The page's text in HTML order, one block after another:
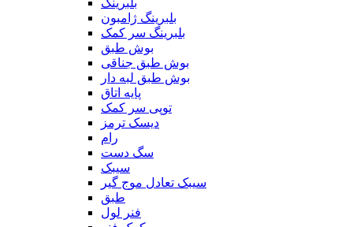
بلبرینگ
بلبرینگ ژامبون
بلبرینگ سر کمک
بوش طبق
بوش طبق جناقی
بوش طبق لبه دار
پایه اتاق
توپی سر کمک
دیسک ترمز
رام
سگ دست
سیبک
سیبک تعادل موج گیر
طبق
فنر لول